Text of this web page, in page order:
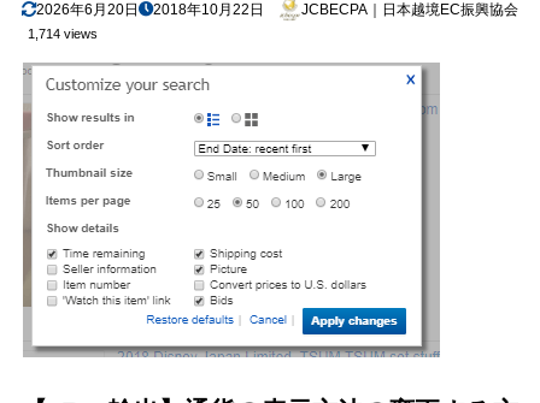
2026年6月20日 2018年10月22日 JCBECPA｜日本越境EC振興協会
1,714 views